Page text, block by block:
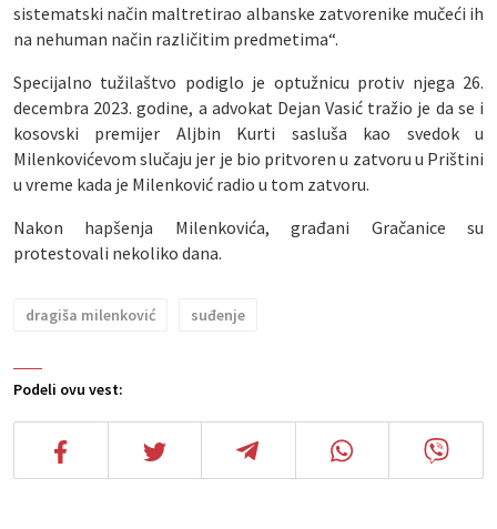
Podeli ovu vest:
sistematski način maltretirao albanske zatvorenike mučeći ih
na nehuman način različitim predmetima“.
Specijalno tužilaštvo podiglo je optužnicu protiv njega 26.
decembra 2023. godine, a advokat Dejan Vasić tražio je da se i
kosovski premijer Aljbin Kurti sasluša kao svedok u
Milenkovićevom slučaju jer je bio pritvoren u zatvoru u Prištini
u vreme kada je Milenković radio u tom zatvoru.
Nakon hapšenja Milenkovića, građani Gračanice su
protestovali nekoliko dana.
dragiša milenković suđenje